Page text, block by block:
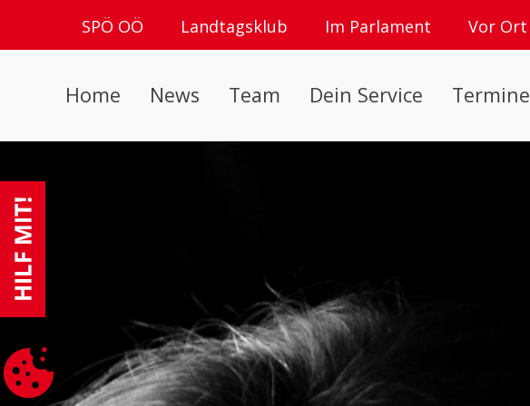
SPÖ OÖ Landtagsklub Im Parlament Vor Ort
Home News Team Dein Service Termine